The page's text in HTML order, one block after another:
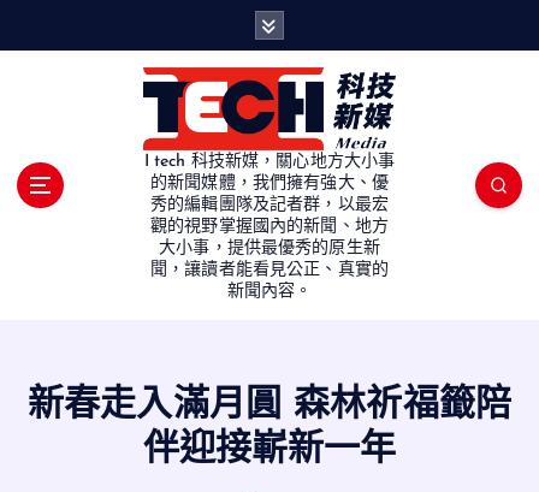
I tech 科技新媒，關心地方大小事
的新聞媒體，我們擁有強大、優
秀的編輯團隊及記者群，以最宏
觀的視野掌握國內的新聞、地方
大小事，提供最優秀的原生新
聞，讓讀者能看見公正、真實的
新聞內容。
新春走入滿月圓 森林祈福籤陪
伴迎接嶄新一年